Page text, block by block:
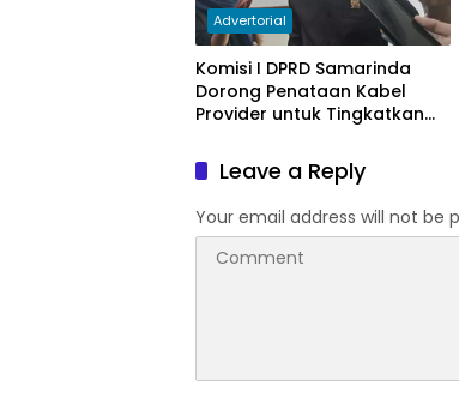
Advertorial
Komisi I DPRD Samarinda
Dorong Penataan Kabel
Provider untuk Tingkatkan
Leave a Reply
Your email address will not be